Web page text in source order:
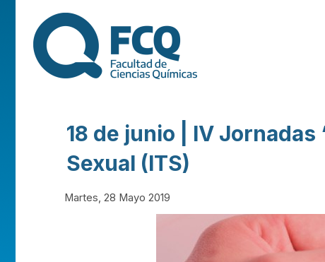
FACULTAD DE
CIENCIAS
UNIVERSIDAD
18 de junio | IV
Sexual (ITS)
Martes, 28 Mayo 2019